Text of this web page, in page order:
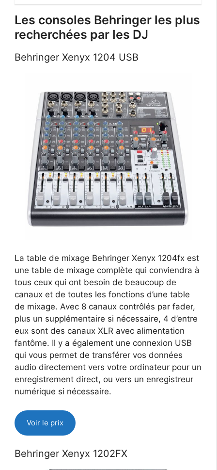
Les consoles Behringer les plus
recherchées par les DJ
Behringer Xenyx 1204 USB
La table de mixage Behringer Xenyx 1204fx est
une table de mixage complète qui conviendra à
tous ceux qui ont besoin de beaucoup de
canaux et de toutes les fonctions d’une table
de mixage. Avec 8 canaux contrôlés par fader,
plus un supplémentaire si nécessaire, 4 d’entre
eux sont des canaux XLR avec alimentation
fantôme. Il y a également une connexion USB
qui vous permet de transférer vos données
audio directement vers votre ordinateur pour un
enregistrement direct, ou vers un enregistreur
numérique si nécessaire.
Voir le prix
Behringer Xenyx 1202FX